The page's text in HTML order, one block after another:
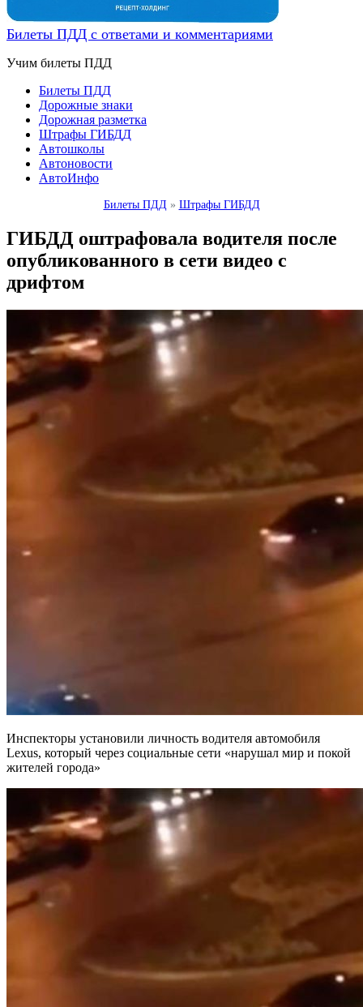
Билеты ПДД с ответами и комментариями
Учим билеты ПДД
Билеты ПДД
Дорожные знаки
Дорожная разметка
Штрафы ГИБДД
Автошколы
Автоновости
АвтоИнфо
Билеты ПДД » Штрафы ГИБДД
ГИБДД оштрафовала водителя после
опубликованного в сети видео с
дрифтом
Инспекторы установили личность водителя автомобиля
Lexus, который через социальные сети «нарушал мир и покой
жителей города»